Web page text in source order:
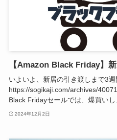
【Amazon Black Friday】
いよいよ、新居の引き渡しまで3週
https://sogikaji.com/archives/
Black Fridayセールでは、爆買いし
2024年12月2日